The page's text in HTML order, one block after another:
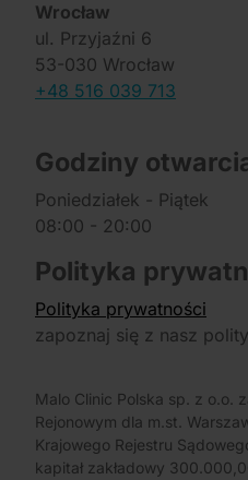
Wrocław
ul. Przyjaźni 6
53-030 Wrocław
+48 516 039 713
Godziny
Poniedziałek - Piątek
08:00 - 20:00
Polityka
Polityka prywatności
zapoznaj się z nasz
Malo Clinic Polska sp. z o.o.
Rejonowym dla m.st.
Krajowego Rejestru
kapitał zakładowy